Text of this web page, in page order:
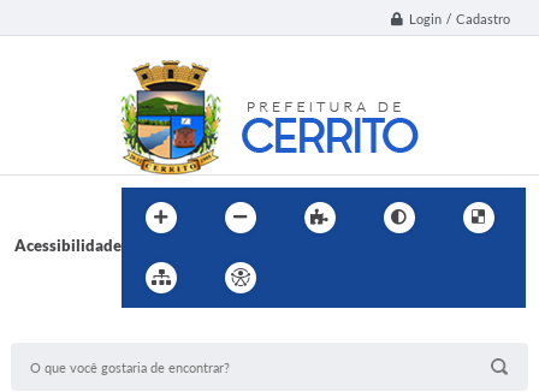
Login / Cadastro
Acessibilidade